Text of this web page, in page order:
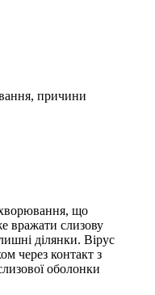
причини
що
вражати слизову
ділянки. Вірус
через контакт з
оболонки